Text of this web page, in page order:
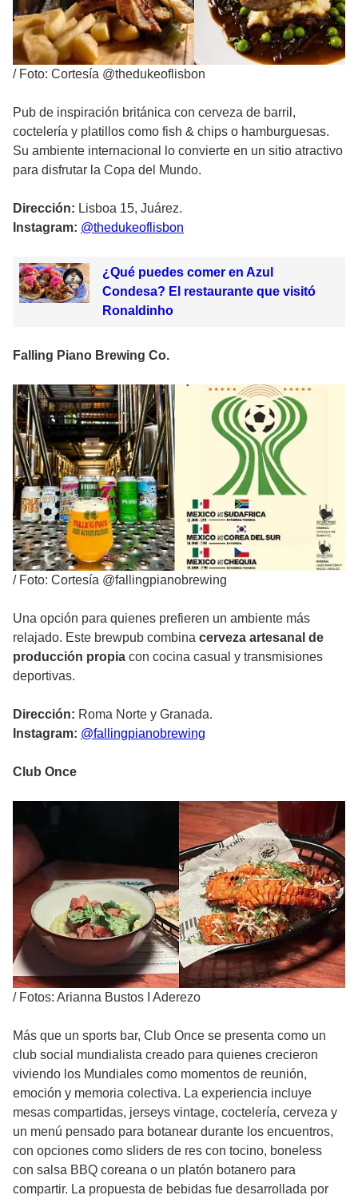
/ Foto: Cortesía @thedukeoflisbon
Pub de inspiración británica con cerveza de barril,
coctelería y platillos como fish & chips o hamburguesas.
Su ambiente internacional lo convierte en un sitio atractivo
para disfrutar la Copa del Mundo.
Dirección: Lisboa 15, Juárez.
Instagram: @thedukeoflisbon
¿Qué puedes comer en Azul
Condesa? El restaurante que visitó
Ronaldinho
Falling Piano Brewing Co.
/ Foto: Cortesía @fallingpianobrewing
Una opción para quienes prefieren un ambiente más
relajado. Este brewpub combina cerveza artesanal de
producción propia con cocina casual y transmisiones
deportivas.
Dirección: Roma Norte y Granada.
Instagram: @fallingpianobrewing
Club Once
/ Fotos: Arianna Bustos I Aderezo
Más que un sports bar, Club Once se presenta como un
club social mundialista creado para quienes crecieron
viviendo los Mundiales como momentos de reunión,
emoción y memoria colectiva. La experiencia incluye
mesas compartidas, jerseys vintage, coctelería, cerveza y
un menú pensado para botanear durante los encuentros,
con opciones como sliders de res con tocino, boneless
con salsa BBQ coreana o un platón botanero para
compartir. La propuesta de bebidas fue desarrollada por